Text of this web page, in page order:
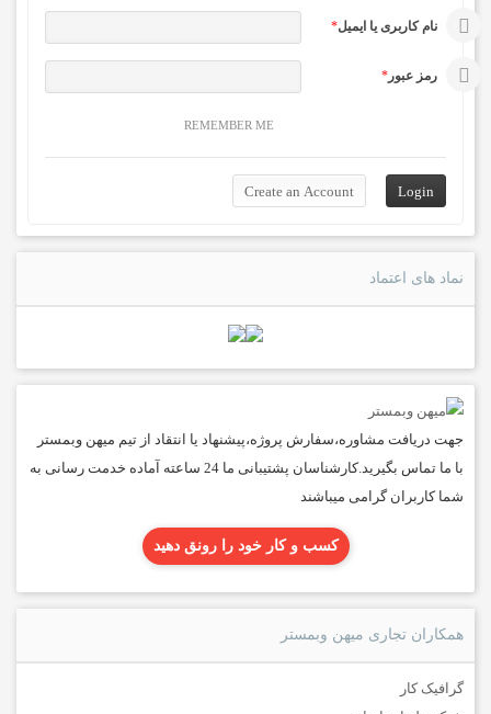
نام کاربری یا ایمیل*
رمز عبور *
REMEMBER ME
نماد های اعتماد
جهت دریافت مشاوره،سفارش پروژه،پیشنهاد یا انتقاد از تیم میهن وبمستر
با ما تماس بگیرید.کارشناسان پشتیبانی ما 24 ساعته آماده خدمت رسانی به
شما کاربران گرامی میباشند
کسب و کار خود را رونق دهید
همکاران تجاری میهن وبمستر
گرافیک کار